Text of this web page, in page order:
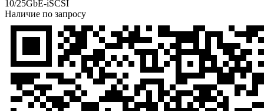
10/25GbE-iSCSI
Наличие по запросу